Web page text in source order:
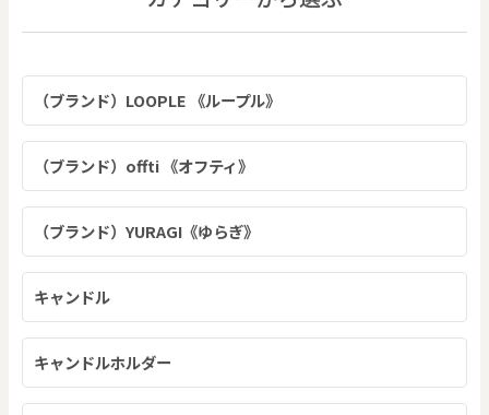
（ブランド）LOOPLE 《ループル》
（ブランド）offti 《オフティ》
（ブランド）YURAGI《ゆらぎ》
キャンドル
キャンドルホルダー